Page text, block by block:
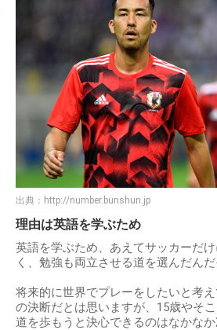
出典： http://number.bunshun.jp
理由は英語を学ぶため
英語を学ぶため、あえてサッカーだ
く、勉強も両立させる道を選んだんだ
将来的に世界でプレーをしたいと考
の決断だとは思いますが、15歳やそ
道を歩もうと決心できるのはなかなか